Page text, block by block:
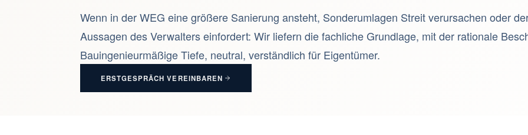
Wenn in der WEG eine größere Sanierung ansteht, Sonderumlagen Streit verursachen oder
Aussagen des Verwalters einfordert: Wir liefern die fachliche Grundlage, mit der rationale
Bauingenieurmäßige Tiefe, neutral, verständlich für Eigentümer.
ERSTGESPRÄCH VEREINBAREN